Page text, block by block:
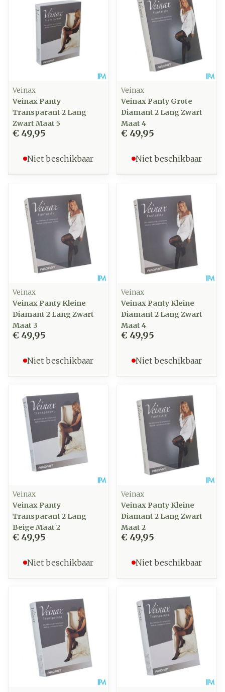
Veinax
Veinax Panty
Transparant 2 Lang
Zwart Maat 5
€ 49,95
Niet beschikbaar
Veinax
Veinax Panty Grote
Diamant 2 Lang Zwart
Maat 4
€ 49,95
Niet beschikbaar
Veinax
Veinax Panty Kleine
Diamant 2 Lang Zwart
Maat 3
€ 49,95
Niet beschikbaar
Veinax
Veinax Panty Kleine
Diamant 2 Lang Zwart
Maat 4
€ 49,95
Niet beschikbaar
Veinax
Veinax Panty
Transparant 2 Lang
Beige Maat 2
€ 49,95
Niet beschikbaar
Veinax
Veinax Panty Kleine
Diamant 2 Lang Zwart
Maat 2
€ 49,95
Niet beschikbaar